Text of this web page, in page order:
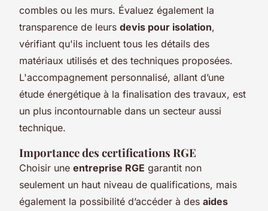
combles ou les murs. Évaluez également la
transparence de leurs devis pour isolation,
vérifiant qu'ils incluent tous les détails des
matériaux utilisés et des techniques proposées.
L'accompagnement personnalisé, allant d’une
étude énergétique à la finalisation des travaux, est
un plus incontournable dans un secteur aussi
technique.
Importance des certifications RGE
Choisir une entreprise RGE garantit non
seulement un haut niveau de qualifications, mais
également la possibilité d’accéder à des aides